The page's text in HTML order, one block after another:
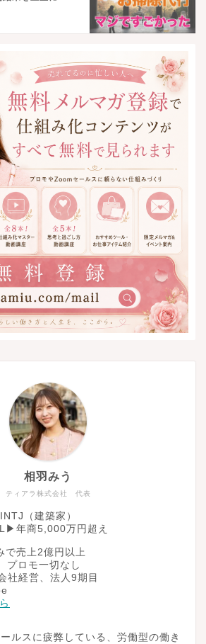
ティアラ株式会社 代表
相羽みう
（建築家）
年商5,000万円超え
で売上2億円以上
プロモ一切なし
社経営、法人9期目
ルスに疲弊している、労働型の働き